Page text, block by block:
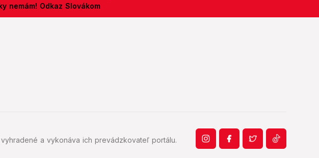
nemám! Odkaz Slovákom
a vykonáva ich prevádzkovateľ portálu.